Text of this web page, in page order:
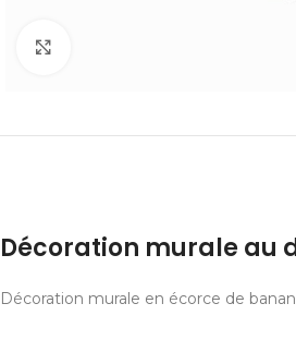
Décoration murale au
Décoration murale en écorce de